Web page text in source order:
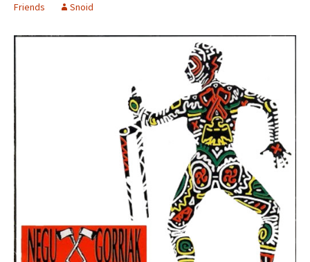
Friends
Snoid